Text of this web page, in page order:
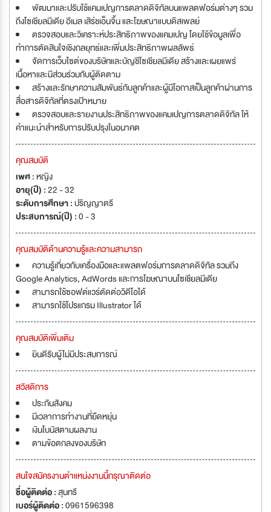
พัฒนาและปรับใช้แคมเปญการตลาดดิจิทัลบนแพลตฟอร์มต่างๆ รวม
ถึงโซเชียลมีเดีย อีเมล เสิร์ชเอ็นจิ้น และโฆษณาแบบดิสเพลย์
ตรวจสอบและวิเคราะห์ประสิทธิภาพของแคมเปญ โดยใช้ข้อมูลเพื่อ
ทำการตัดสินใจเชิงกลยุทธ์และเพิ่มประสิทธิภาพผลลัพธ์
จัดการเว็บไซต์ของบริษัทและบัญชีโซเชียลมีเดีย สร้างและเผยแพร่
เนื้อหาและมีส่วนร่วมกับผู้ติดตาม
สร้างและรักษาความสัมพันธ์กับลูกค้าและผู้มีโอกาสเป็นลูกค้าผ่านการ
สื่อสารดิจิทัลที่ตรงเป้าหมาย
ตรวจสอบและรายงานประสิทธิภาพของแคมเปญการตลาดดิจิทัล ให้
คำแนะนำสำหรับการปรับปรุงในอนาคต
คุณสมบัติ
เพศ :หญิง
อายุ(ปี) :22 - 32
ระดับการศึกษา :ปริญญาตรี
ประสบการณ์(ปี) :0 - 3
คุณสมบัติด้านความรู้และความสามารถ
ความรู้เกี่ยวกับเครื่องมือและแพลตฟอร์มการตลาดดิจิทัล รวมถึง
Google Analytics, AdWords และการโฆษณาบนโซเชียลมีเดีย
สามารถใช้ซอฟต์แวร์ตัดต่อวิดีโอได้
สามารถใช้โปรแกรม Illustrator ได้
คุณสมบัติเพิ่มเติม
ยินดีรับผู้ไม่มีประสบการณ์
สวัสดิการ
ประกันสังคม
มีเวลาการทำงานที่ยืดหยุ่น
เงินโบนัสตามผลงาน
ตามข้อตกลงของบริษัท
สนใจสมัครงานตำแหน่งงานนี้กรุณาติดต่อ
ชื่อผู้ติดต่อ :สุนทรี
เบอร์ผู้ติดต่อ :0961596398